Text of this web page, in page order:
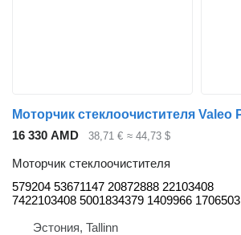
16 330 AMD 38,71 € ≈ 44,73 $
Моторчик стеклоочистителя
579204 53671147 20872888 22103408
7422103408 5001834379 1409966 1706503
Эстония, Tallinn